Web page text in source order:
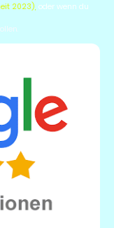
2023), oder wenn du